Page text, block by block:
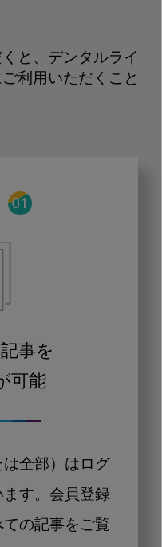
と、デンタルライ
利用いただくこと
事を
可能
全部）はログ
す。会員登録
の記事をご覧